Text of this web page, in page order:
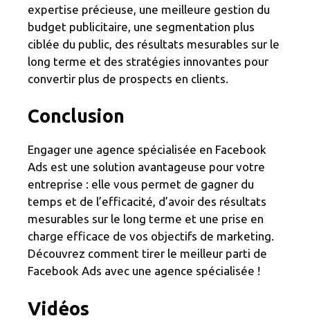
expertise précieuse, une meilleure gestion du
budget publicitaire, une segmentation plus
ciblée du public, des résultats mesurables sur le
long terme et des stratégies innovantes pour
convertir plus de prospects en clients.
Conclusion
Engager une agence spécialisée en Facebook
Ads est une solution avantageuse pour votre
entreprise : elle vous permet de gagner du
temps et de l’efficacité, d’avoir des résultats
mesurables sur le long terme et une prise en
charge efficace de vos objectifs de marketing.
Découvrez comment tirer le meilleur parti de
Facebook Ads avec une agence spécialisée !
Vidéos